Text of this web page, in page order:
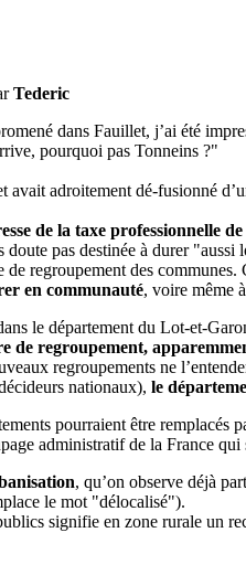
Tederic
dans Fauillet, j’ai été
pourquoi pas Tonneins ?"
avait adroitement dé-fusionné
de la taxe professionnelle
doute pas destinée à durer
regroupement des
en communauté, voire même
le département du Lot-et-
de regroupement,
regroupements ne
nationaux), le
pourraient être remplacés
administratif de la France qui
, qu’on observe déjà
le mot "délocalisé").
signifie en zone rurale un